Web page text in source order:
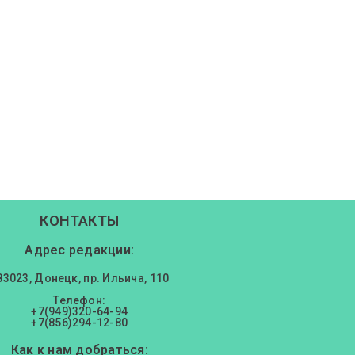
КОНТАКТЫ
Адрес редакции:
Донецк, пр. Ильича, 110
Телефон:
+7(949)320-64-94
+7(856)294-12-80
Как к нам добраться: